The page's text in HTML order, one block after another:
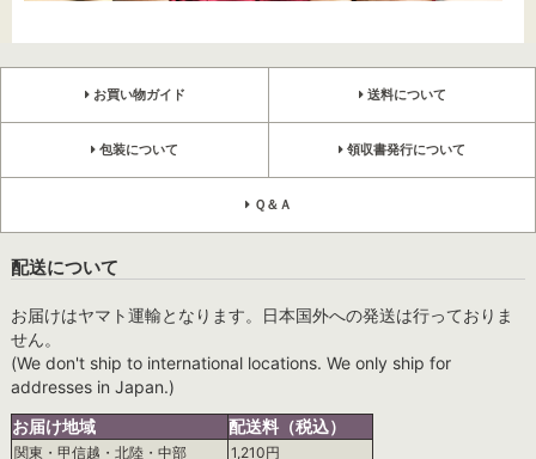
お買い物ガイド 送料について
包装について 領収書発行について
Ｑ＆Ａ
配送について
お届けはヤマト運輸となります。日本国外への発送は行っておりま
せん。
(We don't ship to international locations. We only ship for
addresses in Japan.)
お届け地域
配送料（税込）
関東・甲信越・北陸・中部
1,210円